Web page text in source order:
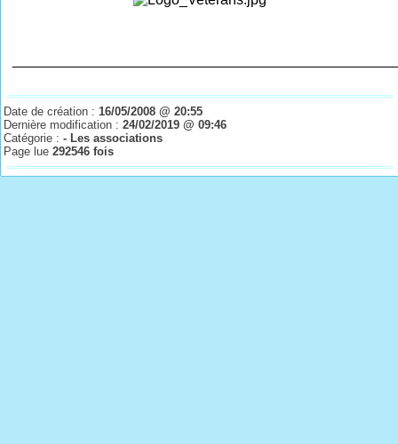
Date de création :16/05/2008 @ 20:55
Dernière modification :24/02/2019 @ 09:46
Catégorie :- Les associations
Page lue292546 fois